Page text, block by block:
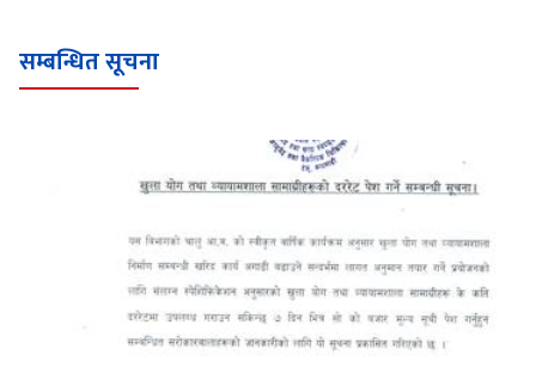
सम्बन्धित सूचना